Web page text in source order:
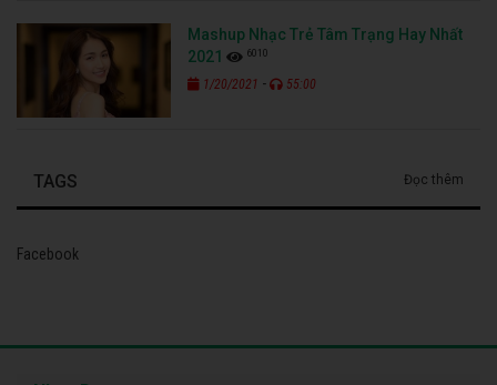
Mashup Nhạc Trẻ Tâm Trạng Hay Nhất
2021
6010
1/20/2021 - 55:00
TAGS Đọc thêm
Facebook